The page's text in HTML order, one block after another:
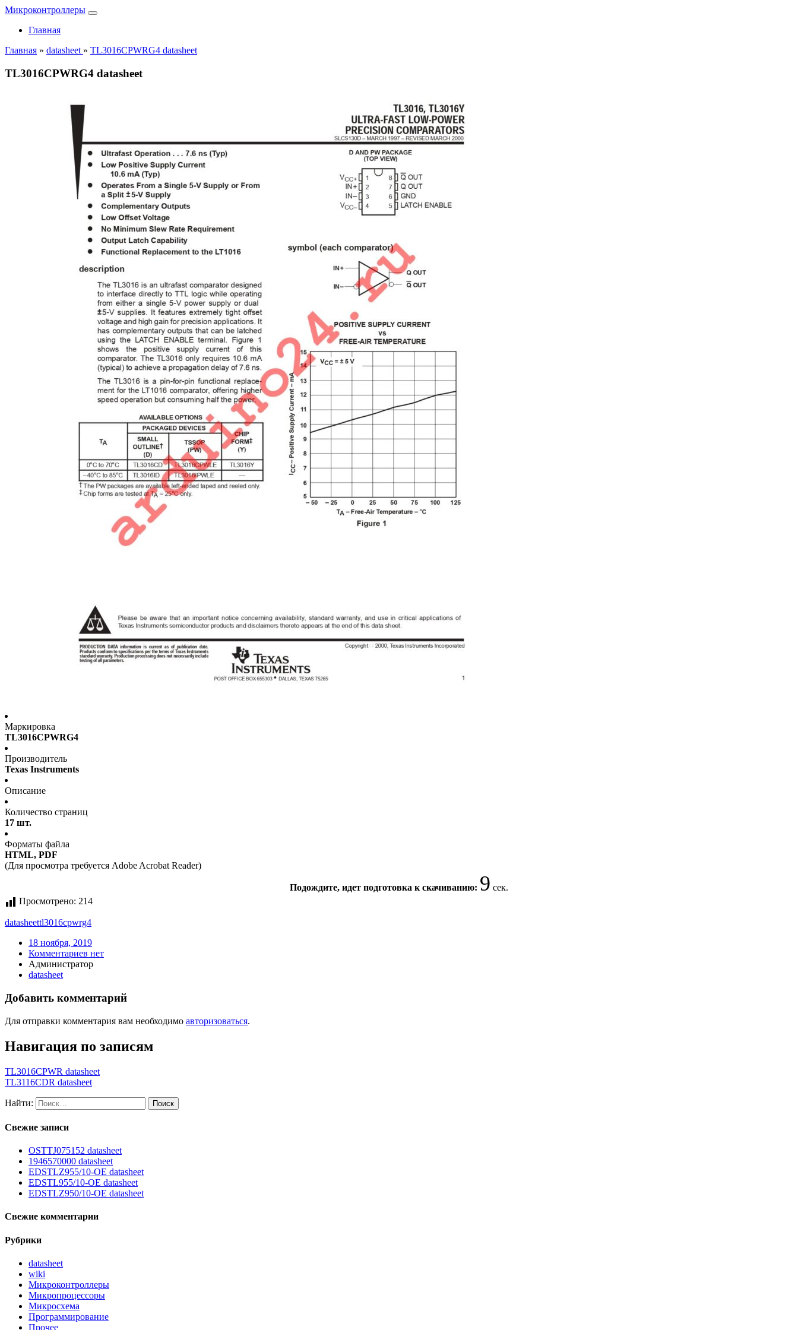
Микроконтроллеры
Главная
Главная » datasheet » TL3016CPWRG4 datasheet
TL3016CPWRG4 datasheet
Маркировка
TL3016CPWRG4
Производитель
Texas Instruments
Описание
Количество страниц
17 шт.
Форматы файла
HTML, PDF
(Для просмотра требуется Adobe Acrobat Reader)
Подождите, идет подготовка к скачиванию: 8 сек.
Просмотрено: 214
datasheettl3016cpwrg4
18 ноября, 2019
Комментариев нет
Администратор
datasheet
Добавить комментарий
Для отправки комментария вам необходимо авторизоваться.
Навигация по записям
TL3016CPWR datasheet
TL3116CDR datasheet
Найти:
Свежие записи
OSTTJ075152 datasheet
1946570000 datasheet
EDSTLZ955/10-OE datasheet
EDSTL955/10-OE datasheet
EDSTLZ950/10-OE datasheet
Свежие комментарии
Рубрики
datasheet
wiki
Микроконтроллеры
Микропроцессоры
Микросхема
Программирование
Прочее